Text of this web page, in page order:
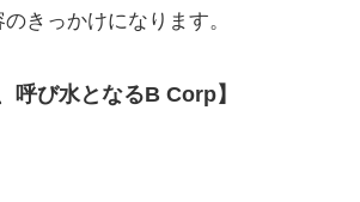
きっかけになります。
呼び水となるB Corp】